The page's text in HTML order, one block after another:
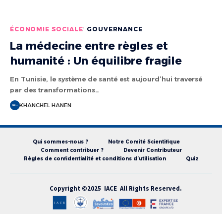
ÉCONOMIE SOCIALE GOUVERNANCE
La médecine entre règles et
humanité : Un équilibre fragile
En Tunisie, le système de santé est aujourd’hui traversé
par des transformations…
KHANCHEL HANEN
Qui sommes-nous ?
Notre Comité Scientifique
Comment contribuer ?
Devenir Contributeur
Règles de confidentialité et conditions d’utilisation
Quiz
Copyright ©2025 IACE All Rights Reserved.